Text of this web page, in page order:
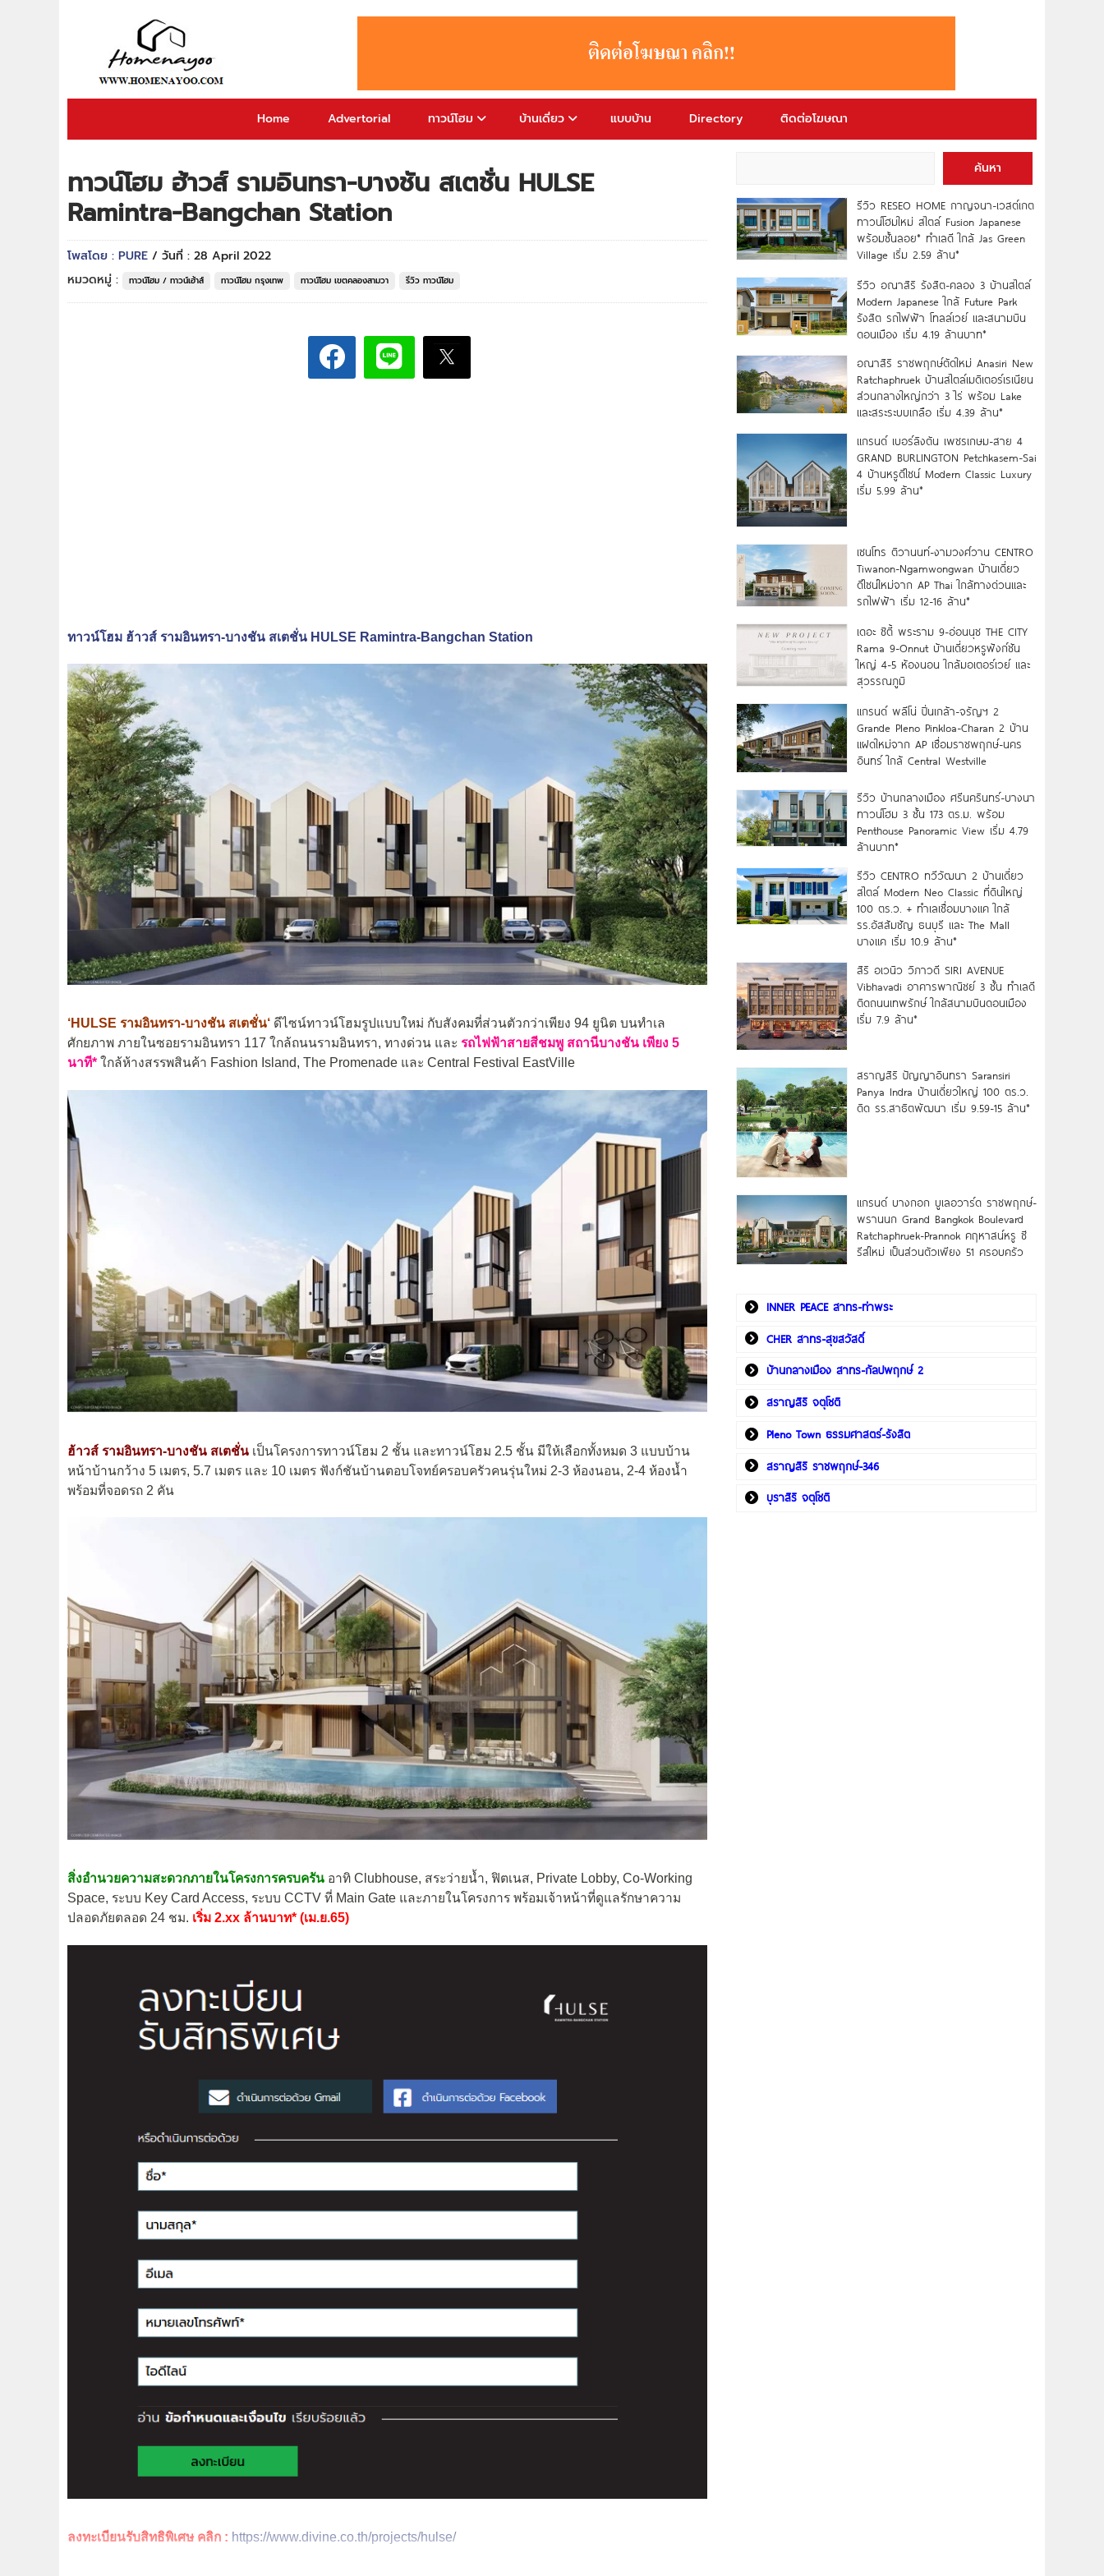
Home Advertorial ทาวน์โฮม บ้านเดี่ยว แบบบ้าน Directory ติดต่อโฆษณา
ทาวน์โฮม ฮ้าวส์ รามอินทรา-บางชัน สเตชั่น HULSE
Ramintra-Bangchan Station
โพสโดย : PURE / วันที่ : 28 April 2022
หมวดหมู่ :
ทาวน์โฮม / ทาวน์เฮ้าส์ ทาวน์โฮม กรุงเทพ ทาวน์โฮม เขตคลองสามวา รีวิว ทาวน์โฮม
ทาวน์โฮม ฮ้าวส์ รามอินทรา-บางชัน สเตชั่น HULSE Ramintra-Bangchan Station
‘HULSE รามอินทรา-บางชัน สเตชั่น‘ ดีไซน์ทาวน์โฮมรูปแบบใหม่ กับสังคมที่ส่วนตัวกว่าเพียง 94 ยูนิต บนทำเล
ศักยภาพ ภายในซอยรามอินทรา 117 ใกล้ถนนรามอินทรา, ทางด่วน และ รถไฟฟ้าสายสีชมพู สถานีบางชัน เพียง 5
นาที* ใกล้ห้างสรรพสินค้า Fashion Island, The Promenade และ Central Festival EastVille
ฮ้าวส์ รามอินทรา-บางชัน สเตชั่น เป็นโครงการทาวน์โฮม 2 ชั้น และทาวน์โฮม 2.5 ชั้น มีให้เลือกทั้งหมด 3 แบบบ้าน
หน้าบ้านกว้าง 5 เมตร, 5.7 เมตร และ 10 เมตร ฟังก์ชันบ้านตอบโจทย์ครอบครัวคนรุ่นใหม่ 2-3 ห้องนอน, 2-4 ห้องน้ำ
พร้อมที่จอดรถ 2 คัน
สิ่งอำนวยความสะดวกภายในโครงการครบครัน อาทิ Clubhouse, สระว่ายน้ำ, ฟิตเนส, Private Lobby, Co-Working
Space, ระบบ Key Card Access, ระบบ CCTV ที่ Main Gate และภายในโครงการ พร้อมเจ้าหน้าที่ดูแลรักษาความ
ปลอดภัยตลอด 24 ชม. เริ่ม 2.xx ล้านบาท* (เม.ย.65)
ลงทะเบียนรับสิทธิพิเศษ คลิก : https://www.divine.co.th/projects/hulse/
ค้นหา
รีวิว RESEO HOME กาญจนา-เวสต์เกต
ทาวน์โฮมใหม่ สไตล์ Fusion Japanese
พร้อมชั้นลอย* ทำเลดี ใกล้ Jas Green
Village เริ่ม 2.59 ล้าน*
รีวิว อณาสิริ รังสิต-คลอง 3 บ้านสไตล์
Modern Japanese ใกล้ Future Park
รังสิต รถไฟฟ้า โทลล์เวย์ และสนามบิน
ดอนเมือง เริ่ม 4.19 ล้านบาท*
อณาสิริ ราชพฤกษ์ตัดใหม่ Anasiri New
Ratchaphruek บ้านสไตล์เมดิเตอร์เรเนียน
ส่วนกลางใหญ่กว่า 3 ไร่ พร้อม Lake
และสระระบบเกลือ เริ่ม 4.39 ล้าน*
แกรนด์ เบอร์ลิงตัน เพชรเกษม-สาย 4
GRAND BURLINGTON Petchkasem-Sai
4 บ้านหรูดีไซน์ Modern Classic Luxury
เริ่ม 5.99 ล้าน*
เซนโทร ติวานนท์-งามวงศ์วาน CENTRO
Tiwanon-Ngamwongwan บ้านเดี่ยว
ดีไซน์ใหม่จาก AP Thai ใกล้ทางด่วนและ
รถไฟฟ้า เริ่ม 12-16 ล้าน*
เดอะ ซิตี้ พระราม 9-อ่อนนุช THE CITY
Rama 9-Onnut บ้านเดี่ยวหรูฟังก์ชัน
ใหญ่ 4-5 ห้องนอน ใกล้มอเตอร์เวย์ และ
สุวรรณภูมิ
แกรนด์ พลีโน่ ปิ่นเกล้า-จรัญฯ 2
Grande Pleno Pinkloa-Charan 2 บ้าน
แฝดใหม่จาก AP เชื่อมราชพฤกษ์-นคร
อินทร์ ใกล้ Central Westville
รีวิว บ้านกลางเมือง ศรีนครินทร์-บางนา
ทาวน์โฮม 3 ชั้น 173 ตร.ม. พร้อม
Penthouse Panoramic View เริ่ม 4.79
ล้านบาท*
รีวิว CENTRO ทวีวัฒนา 2 บ้านเดี่ยว
สไตล์ Modern Neo Classic ที่ดินใหญ่
100 ตร.ว. + ทำเลเชื่อมบางแค ใกล้
รร.อัสสัมชัญ ธนบุรี และ The Mall
บางแค เริ่ม 10.9 ล้าน*
สิริ อเวนิว วิภาวดี SIRI AVENUE
Vibhavadi อาคารพาณิชย์ 3 ชั้น ทำเลดี
ติดถนนเทพรักษ์ ใกล้สนามบินดอนเมือง
เริ่ม 7.9 ล้าน*
สราญสิริ ปัญญาอินทรา Saransiri
Panya Indra บ้านเดี่ยวใหญ่ 100 ตร.ว.
ดิด รร.สาธิตพัฒนา เริ่ม 9.59-15 ล้าน*
แกรนด์ บางกอก บูเลอวาร์ด ราชพฤกษ์-
พรานนก Grand Bangkok Boulevard
Ratchaphruek-Prannok คฤหาสน์หรู ซี
รีส์ใหม่ เป็นส่วนตัวเพียง 51 ครอบครัว
INNER PEACE สาทร-ท่าพระ
CHER สาทร-สุขสวัสดิ์
บ้านกลางเมือง สาทร-กัลปพฤกษ์ 2
สราญสิริ จตุโชติ
Pleno Town ธรรมศาสตร์-รังสิต
สราญสิริ ราชพฤกษ์-346
บุราสิริ จตุโชติ